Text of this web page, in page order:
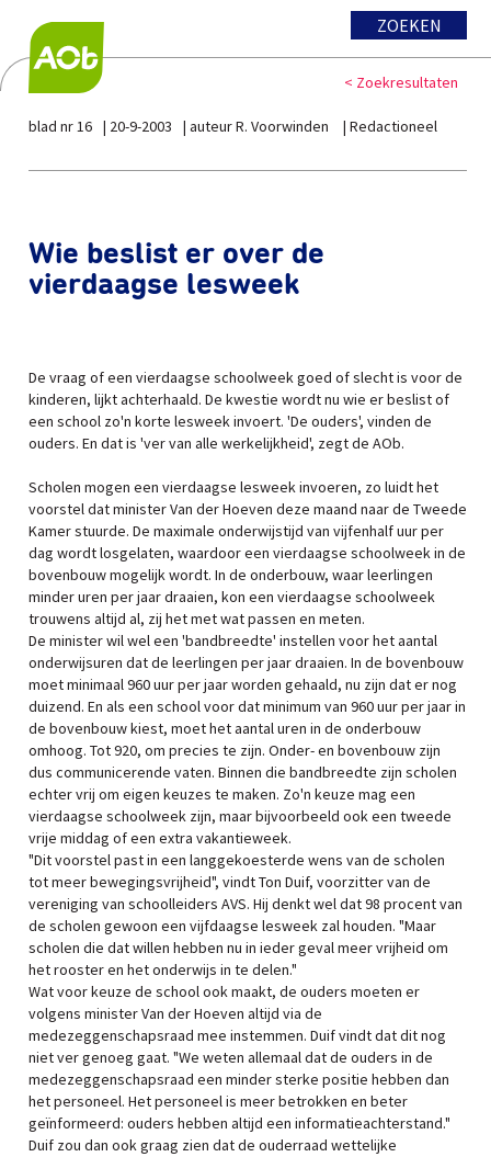
ZOEKEN
< Zoekresultaten
blad nr 16 20-9-2003 auteur R. Voorwinden Redactioneel
Wie beslist er over de
vierdaagse lesweek
De vraag of een vierdaagse schoolweek goed of slecht is voor de
kinderen, lijkt achterhaald. De kwestie wordt nu wie er beslist of
een school zo'n korte lesweek invoert. 'De ouders', vinden de
ouders. En dat is 'ver van alle werkelijkheid', zegt de AOb.
Scholen mogen een vierdaagse lesweek invoeren, zo luidt het
voorstel dat minister Van der Hoeven deze maand naar de Tweede
Kamer stuurde. De maximale onderwijstijd van vijfenhalf uur per
dag wordt losgelaten, waardoor een vierdaagse schoolweek in de
bovenbouw mogelijk wordt. In de onderbouw, waar leerlingen
minder uren per jaar draaien, kon een vierdaagse schoolweek
trouwens altijd al, zij het met wat passen en meten.
De minister wil wel een 'bandbreedte' instellen voor het aantal
onderwijsuren dat de leerlingen per jaar draaien. In de bovenbouw
moet minimaal 960 uur per jaar worden gehaald, nu zijn dat er nog
duizend. En als een school voor dat minimum van 960 uur per jaar in
de bovenbouw kiest, moet het aantal uren in de onderbouw
omhoog. Tot 920, om precies te zijn. Onder- en bovenbouw zijn
dus communicerende vaten. Binnen die bandbreedte zijn scholen
echter vrij om eigen keuzes te maken. Zo'n keuze mag een
vierdaagse schoolweek zijn, maar bijvoorbeeld ook een tweede
vrije middag of een extra vakantieweek.
"Dit voorstel past in een langgekoesterde wens van de scholen
tot meer bewegingsvrijheid", vindt Ton Duif, voorzitter van de
vereniging van schoolleiders AVS. Hij denkt wel dat 98 procent van
de scholen gewoon een vijfdaagse lesweek zal houden. "Maar
scholen die dat willen hebben nu in ieder geval meer vrijheid om
het rooster en het onderwijs in te delen."
Wat voor keuze de school ook maakt, de ouders moeten er
volgens minister Van der Hoeven altijd via de
medezeggenschapsraad mee instemmen. Duif vindt dat dit nog
niet ver genoeg gaat. "We weten allemaal dat de ouders in de
medezeggenschapsraad een minder sterke positie hebben dan
het personeel. Het personeel is meer betrokken en beter
geïnformeerd: ouders hebben altijd een informatieachterstand."
Duif zou dan ook graag zien dat de ouderraad wettelijke